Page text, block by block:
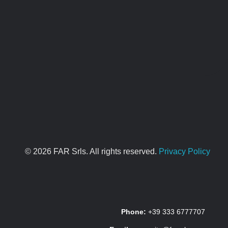
© 2026 FAR Srls. All rights reserved. Privacy Policy
Phone: +39 333 6777707